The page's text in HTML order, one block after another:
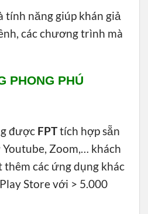
tính năng giúp khán giả
các chương trình mà
PHONG PHÚ
được FPTtích hợp sẵn
Zoom,… khách
thêm các ứng dụng khác
Store với > 5.000